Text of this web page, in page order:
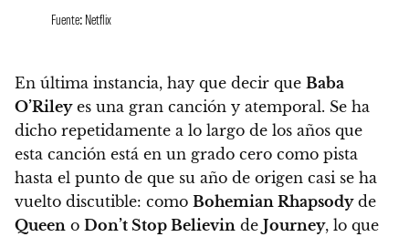
Fuente: Netflix
En última instancia, hay que decir que Baba
O’Rileyes una gran canción y atemporal. Se ha
dicho repetidamente a lo largo de los años que
esta canción está en un grado cero como pista
hasta el punto de que su año de origen casi se ha
vuelto discutible: como Bohemian Rhapsodyde
Queen o Don’t Stop Believin de Journey, lo que